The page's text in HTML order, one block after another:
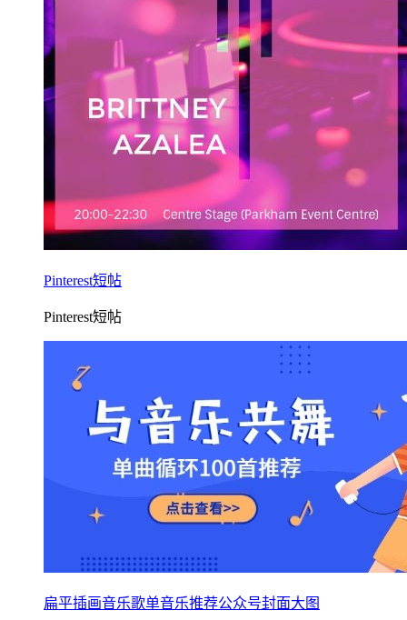
Pinterest短帖
Pinterest短帖
扁平插画音乐歌单音乐推荐公众号封面大图